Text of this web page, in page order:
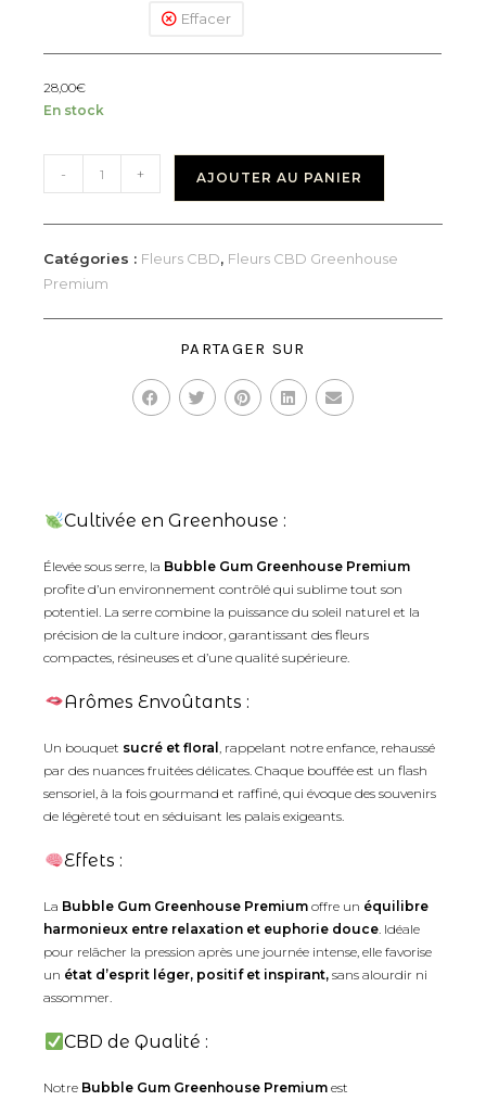
Effacer
28,00€
En stock
- + AJOUTER AU PANIER
Catégories : Fleurs CBD, Fleurs CBD Greenhouse
Premium
PARTAGER SUR
Cultivée en Greenhouse :
Élevée sous serre, la Bubble Gum Greenhouse Premium
profite d’un environnement contrôlé qui sublime tout son
potentiel. La serre combine la puissance du soleil naturel et la
précision de la culture indoor, garantissant des fleurs
compactes, résineuses et d’une qualité supérieure.
Arômes Envoûtants :
Un bouquet sucré et floral, rappelant notre enfance, rehaussé
par des nuances fruitées délicates. Chaque bouffée est un flash
sensoriel, à la fois gourmand et raffiné, qui évoque des souvenirs
de légèreté tout en séduisant les palais exigeants.
Effets :
La Bubble Gum Greenhouse Premium offre un équilibre
harmonieux entre relaxation et euphorie douce. Idéale
pour relâcher la pression après une journée intense, elle favorise
un état d’esprit léger, positif et inspirant, sans alourdir ni
assommer.
CBD de Qualité :
Notre Bubble Gum Greenhouse Premium est